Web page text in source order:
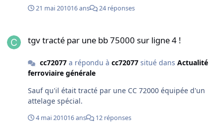
21 mai 201016 ans 24 réponses
tgv tracté par une bb 75000 sur ligne 4 !
cc72077a répondu à cc72077situé dans Actualité
ferroviaire générale
Sauf qu'il était tracté par une CC 72000 équipée d'un
attelage spécial.
4 mai 201016 ans 12 réponses